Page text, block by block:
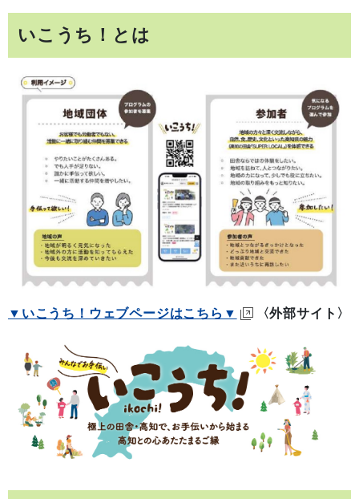
いこうち！とは
▼いこうち！ウェブページはこちら▼ 〈外部サイト〉